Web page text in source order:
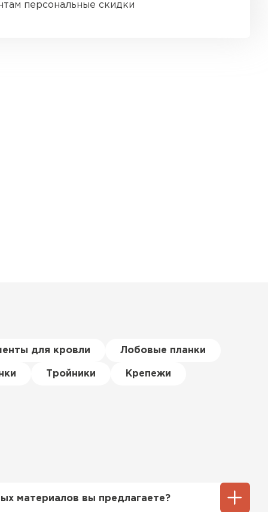
персональные скидки
для кровли Лобовые планки
Тройники Крепежи
материалов вы предлагаете?